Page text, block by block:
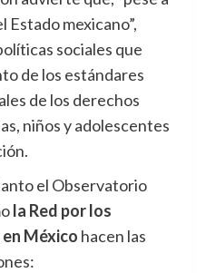
mexicano”,
sociales que
de los estándares
de los derechos
niños y adolescentes
el Observatorio
la Red por los
México hacen las